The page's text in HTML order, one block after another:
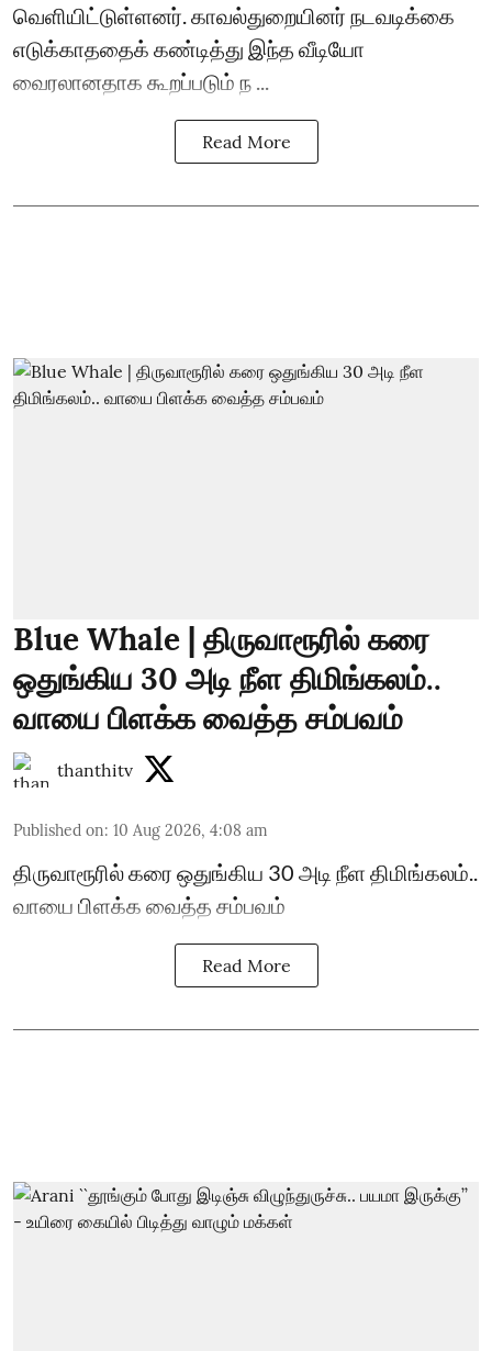
வெளியிட்டுள்ளனர். காவல்துறையினர் நடவடிக்கை
எடுக்காததைக் கண்டித்து இந்த வீடியோ
வைரலானதாக கூறப்படும் ந ...
Read More
Blue Whale | திருவாரூரில் கரை
ஒதுங்கிய 30 அடி நீள திமிங்கலம்..
வாயை பிளக்க வைத்த சம்பவம்
thanthitv
Published on: 10 Aug 2026, 4:08 am
திருவாரூரில் கரை ஒதுங்கிய 30 அடி நீள திமிங்கலம்..
வாயை பிளக்க வைத்த சம்பவம்
Read More